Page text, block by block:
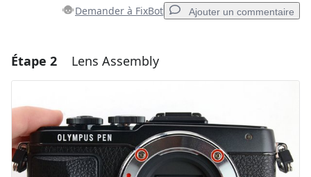
Demander à FixBot Ajouter un commentaire
Ajouter un commentaire
Annuler Publier un commentaire
Étape 2 Lens Assembly